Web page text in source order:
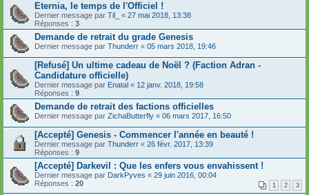
Eternia, le temps de l'Officiel !
Dernier message par Til_ « 27 mai 2018, 13:38
Réponses : 3
Demande de retrait du grade Genesis
Dernier message par Thunderr « 05 mars 2018, 19:46
[Refusé] Un ultime cadeau de Noël ? (Faction Adran -
Candidature officielle)
Dernier message par Enatal « 12 janv. 2018, 19:58
Réponses : 9
Demande de retrait des factions officielles
Dernier message par ZichaButterfly « 06 mars 2017, 16:50
[Accepté] Genesis - Commencer l'année en beauté !
Dernier message par Thunderr « 26 févr. 2017, 13:39
Réponses : 9
[Accepté] Darkevil : Que les enfers vous envahissent !
Dernier message par DarkPyves « 29 juin 2016, 00:04
Réponses : 20 1 2 3